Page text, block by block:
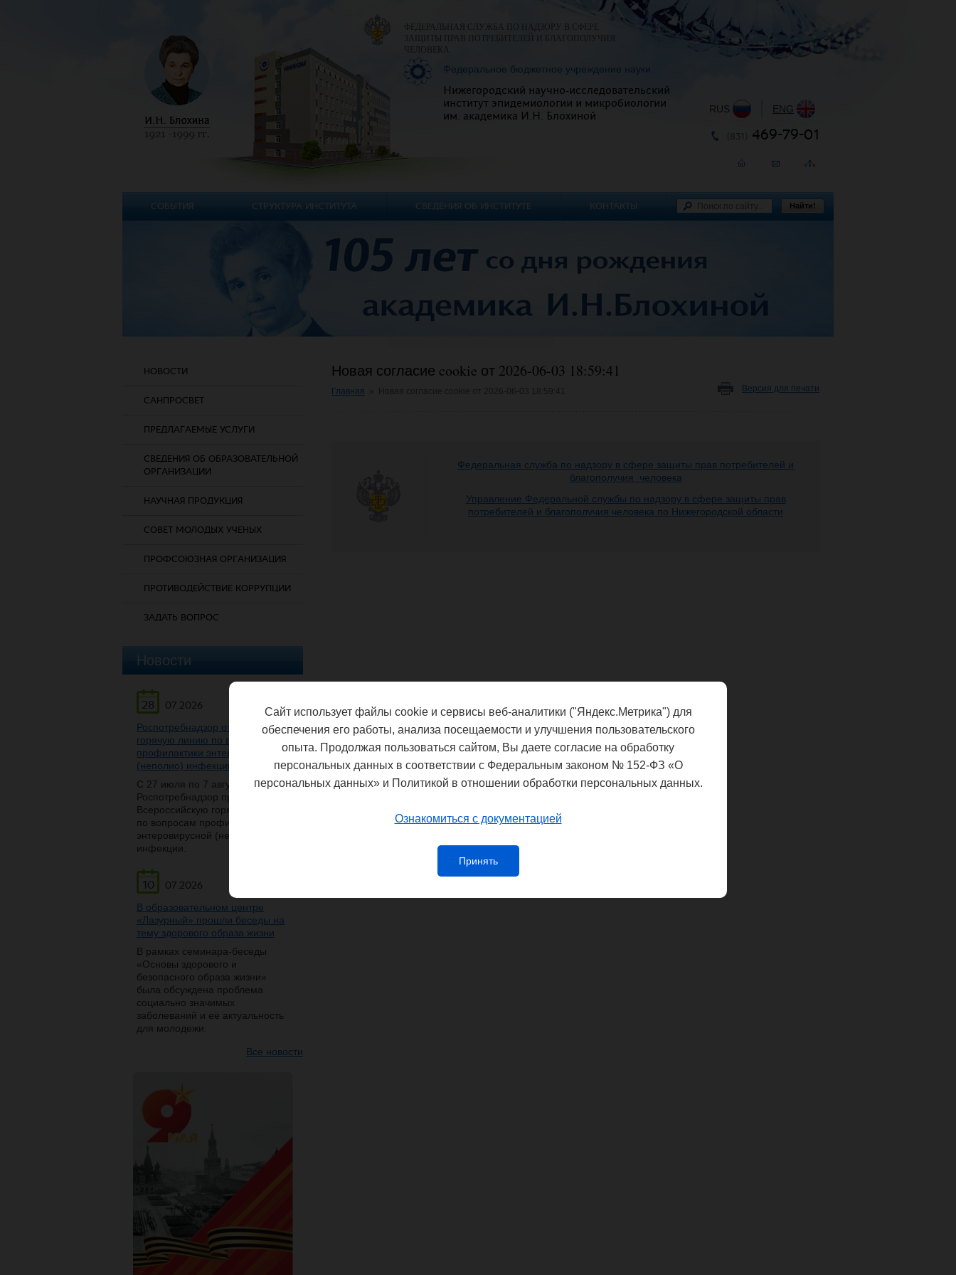
НОВОСТИ
САНПРОСВЕТ
ПРЕДЛАГАЕМЫЕ УСЛУГИ
СВЕДЕНИЯ ОБ ОБРАЗОВАТЕЛЬНОЙ
ОРГАНИЗАЦИИ
НАУЧНАЯ ПРОДУКЦИЯ
СОВЕТ МОЛОДЫХ УЧЕНЫХ
ПРОФСОЮЗНАЯ ОРГАНИЗАЦИЯ
ПРОТИВОДЕЙСТВИЕ КОРРУПЦИИ
ЗАДАТЬ ВОПРОС
Новости
28
07.2026
Роспотребнадзор открывает
горячую линию по вопросам
профилактики энтеровирусной
(неполио) инфекции
С 27 июля по 7 августа
Роспотребнадзор проведет
Всероссийскую горячую линию
по вопросам профилактики
энтеровирусной (неполио)
инфекции.
10
07.2026
В образовательном центре
«Лазурный» прошли беседы на
тему здорового образа жизни
В рамках семинара-беседы
«Основы здорового и
безопасного образа жизни»
была обсуждена проблема
социально значимых
заболеваний и её актуальность
для молодежи.
Все новости
Новая согласие cookie от 2026-06-03 18:59:41
Главная Версия для печати
Федеральная служба по надзору в сфере защиты прав потребителей и
благополучия человека
Управление Федеральной службы по надзору в сфере защиты прав
потребителей и благополучия человека по Нижегородской области
ФЕДЕРАЛЬНАЯ СЛУЖБА ПО НАДЗОРУ В СФЕРЕ
ЗАЩИТЫ ПРАВ ПОТРЕБИТЕЛЕЙ И БЛАГОПОЛУЧИЯ
ЧЕЛОВЕКА
Федеральное бюджетное учреждение науки
Нижегородский научно-исследовательский
институт эпидемиологии и микробиологии
им. академика И.Н. Блохиной
RUS ENG
469-79-01
СОБЫТИЯ СТРУКТУРА ИНСТИТУТА СВЕДЕНИЯ ОБ ИНСТИТУТЕ КОНТАКТЫ Найти!
Сайт использует файлы cookie и сервисы веб-аналитики ("Яндекс.Метрика") для
обеспечения его работы, анализа посещаемости и улучшения пользовательского
опыта. Продолжая пользоваться сайтом, Вы даете согласие на обработку
персональных данных в соответствии с Федеральным законом № 152-ФЗ «О
персональных данных» и Политикой в отношении обработки персональных данных.
Ознакомиться с документацией
Принять